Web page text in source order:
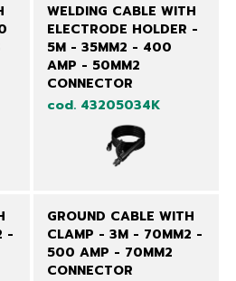
WELDING CABLE WITH
ELECTRODE HOLDER -
5M - 35MM2 - 400
AMP - 50MM2
CONNECTOR
cod. 43205034K
-
GROUND CABLE WITH
CLAMP - 3M - 70MM2 -
500 AMP - 70MM2
CONNECTOR